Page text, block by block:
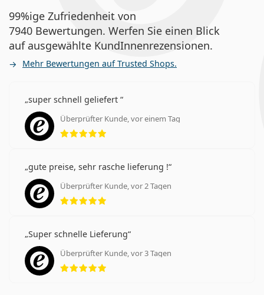
99%ige Zufriedenheit von
7940 Bewertungen. Werfen Sie einen Blick
auf ausgewählte KundInnenrezensionen.
Mehr Bewertungen auf Trusted Shops.
super schnell geliefert
Überprüfter Kunde, vor einem Tag
Bewertung 5 aus 5
gute preise, sehr rasche lieferung !
Überprüfter Kunde, vor 2 Tagen
Bewertung 5 aus 5
Super schnelle Lieferung
Überprüfter Kunde, vor 3 Tagen
Bewertung 5 aus 5